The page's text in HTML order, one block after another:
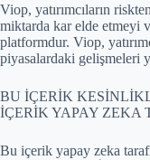
Viop, yatırımcıların
miktarda kar elde etmeyi
platformdur. Viop,
piyasalardaki gelişmeleri
BU İÇERİK
İÇERİK YAPAY ZEKA
Bu içerik yapay zeka